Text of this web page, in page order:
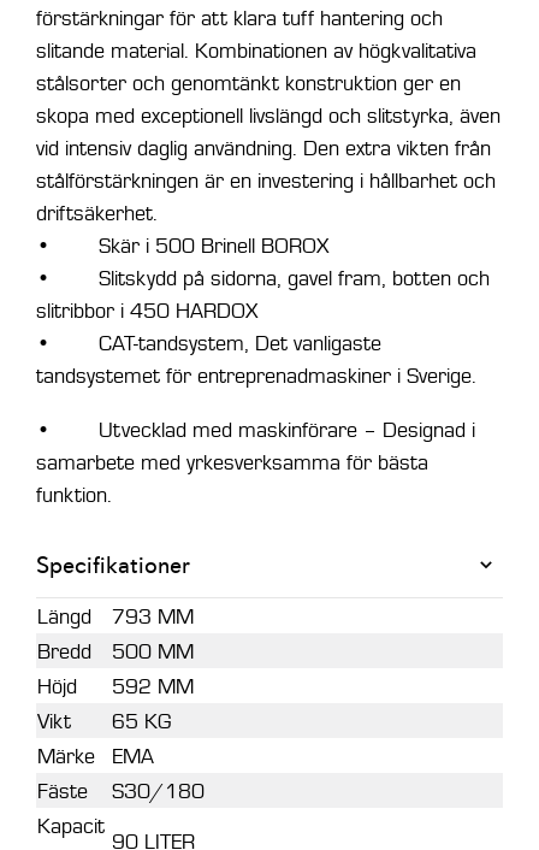
förstärkningar för att klara tuff hantering och
slitande material. Kombinationen av högkvalitativa
stålsorter och genomtänkt konstruktion ger en
skopa med exceptionell livslängd och slitstyrka, även
vid intensiv daglig användning. Den extra vikten från
stålförstärkningen är en investering i hållbarhet och
driftsäkerhet.
• Skär i 500 Brinell BOROX
• Slitskydd på sidorna, gavel fram, botten och
slitribbor i 450 HARDOX
• CAT-tandsystem, Det vanligaste
tandsystemet för entreprenadmaskiner i Sverige.
• Utvecklad med maskinförare – Designad i
samarbete med yrkesverksamma för bästa
funktion.
Specifikationer
Längd
793 MM
Bredd
500 MM
Höjd
592 MM
Vikt
65 KG
Märke
EMA
Fäste
S30/180
Kapacit
90 LITER